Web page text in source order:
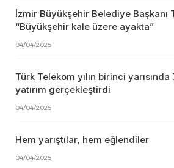
İzmir Büyükşehir Belediye Başkanı
“Büyükşehir kale üzere ayakta”
04/04/2025
Türk Telekom yılın birinci yarısında
yatırım gerçekleştirdi
04/04/2025
Hem yarıştılar, hem eğlendiler
04/04/2025